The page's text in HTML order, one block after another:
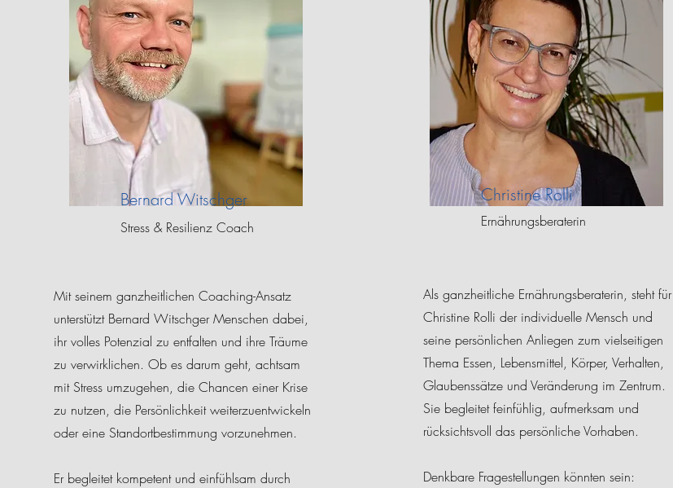
Bernard Witschger
Stress & Resilienz Coach
Mit seinem ganzheitlichen Coaching-Ansatz
unterstützt Bernard Witschger Menschen dabei,
ihr volles Potenzial zu entfalten und ihre Träume
zu verwirklichen. Ob es darum geht, achtsam
mit Stress umzugehen, die Chancen einer Krise
zu nutzen, die Persönlichkeit weiterzuentwickeln
oder eine Standortbestimmung vorzunehmen.
Er begleitet kompetent und einfühlsam durch
Christine Rolli
Ernährungsberaterin
Als ganzheitliche Ernährungsberaterin, steht für
Christine Rolli der individuelle Mensch und
seine persönlichen Anliegen zum vielseitigen
Thema Essen, Lebensmittel, Körper, Verhalten,
Glaubenssätze und Veränderung im Zentrum.
Sie begleitet feinfühlig, aufmerksam und
rücksichtsvoll das persönliche Vorhaben.
Denkbare Fragestellungen könnten sein: